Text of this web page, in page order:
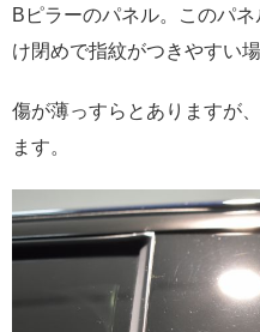
Bピラーのパネル。このパ
け閉めで指紋がつきやすい
傷が薄っすらとありますが
ます。